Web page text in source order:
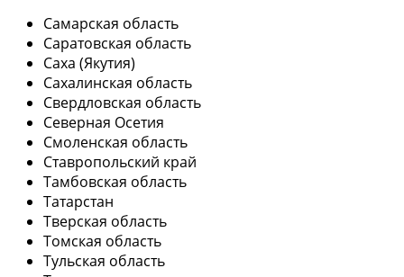
Самарская область
Саратовская область
Саха (Якутия)
Сахалинская область
Свердловская область
Северная Осетия
Смоленская область
Ставропольский край
Тамбовская область
Татарстан
Тверская область
Томская область
Тульская область